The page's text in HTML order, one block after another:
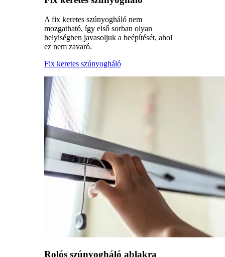
A fix keretes szúnyogháló nem
mozgatható, így első sorban olyan
helyiségben javasoljuk a beépítését, ahol
ez nem zavaró.
Fix keretes szúnyogháló
Rolós szúnyogháló ablakra